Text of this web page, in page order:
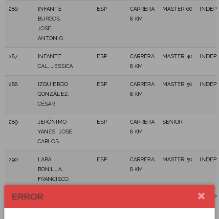
286
INFANTE
BURGOS,
JOSE
ANTONIO
ESP
CARRERA
8 KM
MASTER 60
287
INFANTE
CAL, JESSICA
ESP
CARRERA
8 KM
MASTER 40
288
IZQUIERDO
GONZÁLEZ,
CÉSAR
ESP
CARRERA
8 KM
MASTER 50
289
JERÓNIMO
YANES, JOSE
CARLOS
ESP
CARRERA
8 KM
SENIOR
290
LARA
BONILLA,
FRANCISCO
ESP
CARRERA
8 KM
MASTER 50
291
LENOIR,
ANDRE
8 KM
ERROR